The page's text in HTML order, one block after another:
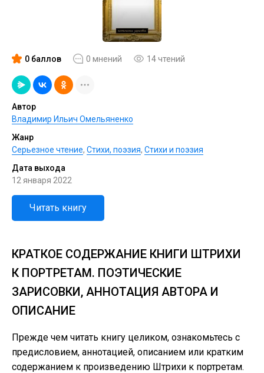
0 баллов 0 мнений 14 чтений
Автор
Владимир Ильич Омельяненко
Жанр
Серьезное чтение, Cтихи, поэзия, Стихи и поэзия
Дата выхода
12 января 2022
Читать книгу
КРАТКОЕ СОДЕРЖАНИЕ КНИГИ ШТРИХИ
К ПОРТРЕТАМ. ПОЭТИЧЕСКИЕ
ЗАРИСОВКИ, АННОТАЦИЯ АВТОРА И
ОПИСАНИЕ
Прежде чем читать книгу целиком, ознакомьтесь с
предисловием, аннотацией, описанием или кратким
содержанием к произведению Штрихи к портретам.